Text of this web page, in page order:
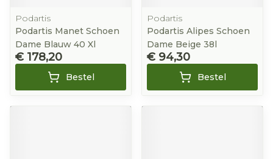
Podartis
Podartis Manet Schoen
Dame Blauw 40 Xl
€ 178,20
Bestel
Podartis
Podartis Alipes Schoen
Dame Beige 38l
€ 94,30
Bestel